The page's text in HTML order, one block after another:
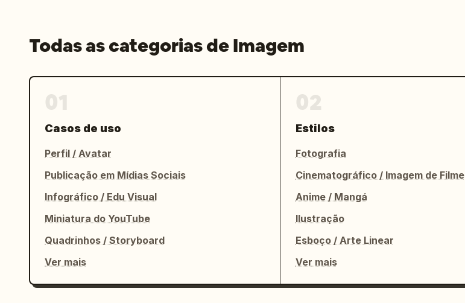
Todas as categorias de Imagem
Casos de uso
Perfil / Avatar
Publicação em Mídias Sociais
Infográfico / Edu Visual
Miniatura do YouTube
Quadrinhos / Storyboard
Ver mais
Estilos
Fotografia
Cinematográfico / Imagem de Filme
Anime / Mangá
Ilustração
Esboço / Arte Linear
Ver mais